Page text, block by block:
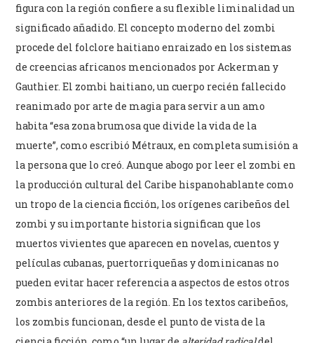
figura con la región confiere a su flexible liminalidad un
significado añadido. El concepto moderno del zombi
procede del folclore haitiano enraizado en los sistemas
de creencias africanos mencionados por Ackerman y
Gauthier. El zombi haitiano, un cuerpo recién fallecido
reanimado por arte de magia para servir a un amo
habita “esa zona brumosa que divide la vida de la
muerte”, como escribió Métraux, en completa sumisión a
la persona que lo creó. Aunque abogo por leer el zombi en
la producción cultural del Caribe hispanohablante como
un tropo de la ciencia ficción, los orígenes caribeños del
zombi y su importante historia significan que los
muertos vivientes que aparecen en novelas, cuentos y
películas cubanas, puertorriqueñas y dominicanas no
pueden evitar hacer referencia a aspectos de estos otros
zombis anteriores de la región. En los textos caribeños,
los zombis funcionan, desde el punto de vista de la